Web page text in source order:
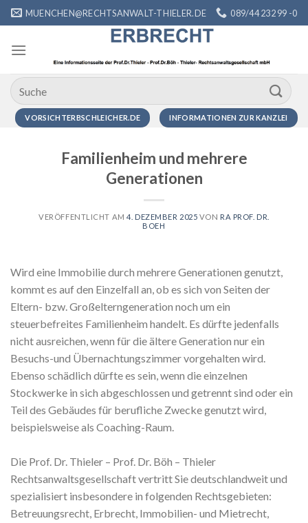
Zum
Inhalt
springen
MUENCHEN@RECHTSANWALT-THIELER.DE 089/44 232 99 -0
VORSICHTERBSCHLEICHER.DE INFORMATIONEN ZUR KANZLEI
Familienheim und mehrere
Generationen
VERÖFFENTLICHT AM4. DEZEMBER 2025 VON RA PROF. DR.
BOEH
Wird eine Immobilie durch mehrere Generationen genutzt,
kommt es auf den Einzelfall an, ob es sich von Seiten der
Eltern- bzw. Großelterngeneration noch um ein
steuerbefreites Familienheim handelt. Es dürfte jedenfalls
nicht ausreichen, wenn für die ältere Generation nur ein
Besuchs-und Übernachtungszimmer vorgehalten wird.
Ebenso schädlich dürfte es sein, wenn die einzelnen
Stockwerke in sich abgeschlossen und getrennt sind oder ein
Teil des Gebäudes für berufliche Zwecke genutzt wird,
beispielsweise als Coaching-Raum.
Die Prof. Dr. Thieler – Prof. Dr. Böh – Thieler
Rechtsanwaltsgesellschaft vertritt Sie deutschlandweit und
spezialisiert insbesondere in folgenden Rechtsgebieten:
Betreuungsrecht, Erbrecht, Immobilien- und Mietrecht,